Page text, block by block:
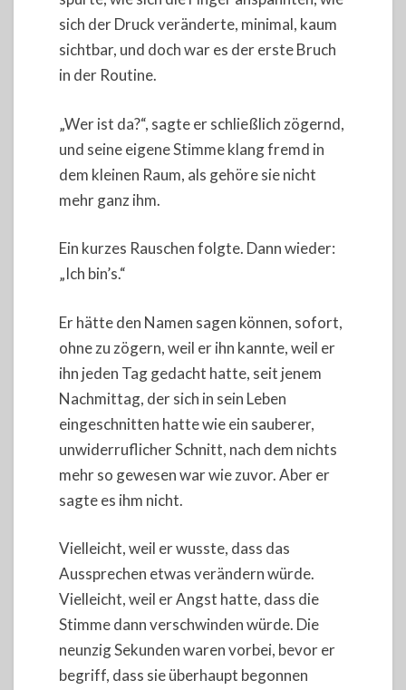
sich der Druck veränderte, minimal, kaum
sichtbar, und doch war es der erste Bruch
in der Routine.
„Wer ist da?“, sagte er schließlich zögernd,
und seine eigene Stimme klang fremd in
dem kleinen Raum, als gehöre sie nicht
mehr ganz ihm.
Ein kurzes Rauschen folgte. Dann wieder:
„Ich bin’s.“
Er hätte den Namen sagen können, sofort,
ohne zu zögern, weil er ihn kannte, weil er
ihn jeden Tag gedacht hatte, seit jenem
Nachmittag, der sich in sein Leben
eingeschnitten hatte wie ein sauberer,
unwiderruflicher Schnitt, nach dem nichts
mehr so gewesen war wie zuvor. Aber er
sagte es ihm nicht.
Vielleicht, weil er wusste, dass das
Aussprechen etwas verändern würde.
Vielleicht, weil er Angst hatte, dass die
Stimme dann verschwinden würde. Die
neunzig Sekunden waren vorbei, bevor er
begriff, dass sie überhaupt begonnen